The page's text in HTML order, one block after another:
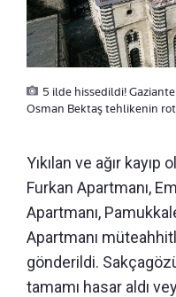
5 ilde hissedildi!
Osman Bektaş tehlikenin
Yıkılan ve ağır
Furkan Apartmanı,
Apartmanı,
Apartmanı
gönderildi.
tamamı hasar aldı